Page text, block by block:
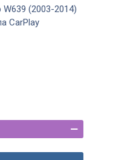
(2003-2014)
CarPlay